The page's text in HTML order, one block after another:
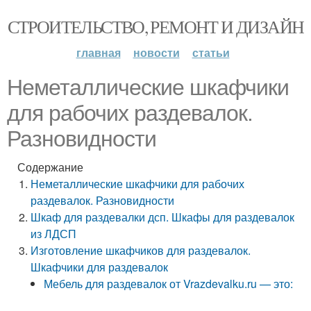
СТРОИТЕЛЬСТВО, РЕМОНТ И ДИЗАЙН
главная новости статьи
Неметаллические шкафчики
для рабочих раздевалок.
Разновидности
Содержание
Неметаллические шкафчики для рабочих
раздевалок. Разновидности
Шкаф для раздевалки дсп. Шкафы для раздевалок
из ЛДСП
Изготовление шкафчиков для раздевалок.
Шкафчики для раздевалок
Мебель для раздевалок от Vrazdevalku.ru — это: